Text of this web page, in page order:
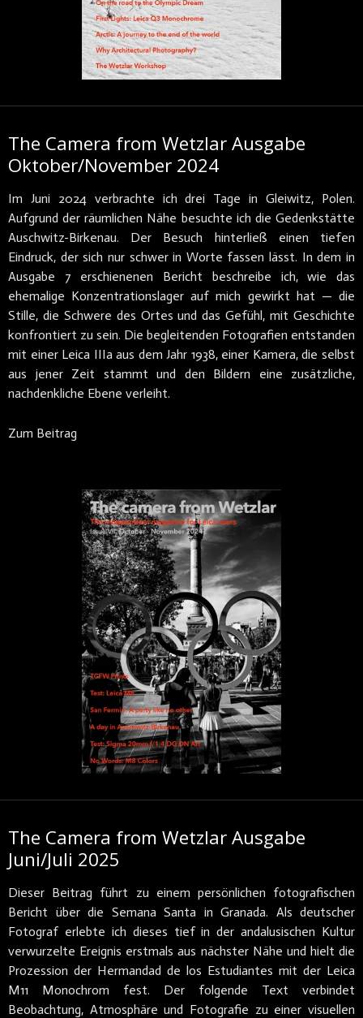
The Camera from Wetzlar Ausgabe
Oktober/November 2024
Im Juni 2024 verbrachte ich drei Tage in Gleiwitz, Polen.
Aufgrund der räumlichen Nähe besuchte ich die Gedenkstätte
Auschwitz-Birkenau. Der Besuch hinterließ einen tiefen
Eindruck, der sich nur schwer in Worte fassen lässt. In dem in
Ausgabe 7 erschienenen Bericht beschreibe ich, wie das
ehemalige Konzentrationslager auf mich gewirkt hat — die
Stille, die Schwere des Ortes und das Gefühl, mit Geschichte
konfrontiert zu sein. Die begleitenden Fotografien entstanden
mit einer Leica IIIa aus dem Jahr 1938, einer Kamera, die selbst
aus jener Zeit stammt und den Bildern eine zusätzliche,
nachdenkliche Ebene verleiht.
Zum Beitrag
The Camera from Wetzlar Ausgabe
Juni/Juli 2025
Dieser Beitrag führt zu einem persönlichen fotografischen
Bericht über die Semana Santa in Granada. Als deutscher
Fotograf erlebte ich dieses tief in der andalusischen Kultur
verwurzelte Ereignis erstmals aus nächster Nähe und hielt die
Prozession der Hermandad de los Estudiantes mit der Leica
M11 Monochrom fest. Der folgende Text verbindet
Beobachtung, Atmosphäre und Fotografie zu einer visuellen